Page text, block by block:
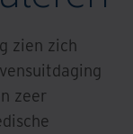
zien zich
zeer